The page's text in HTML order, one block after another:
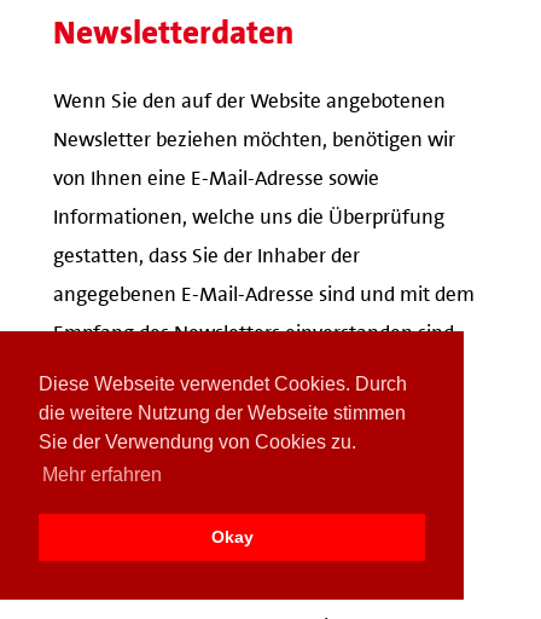
Diese Webseite verwendet Cookies. Durch
die weitere Nutzung der Webseite stimmen
Sie der Verwendung von Cookies zu.
Mehr erfahren
Okay
Newsletterdaten
Wenn Sie den auf der Website angebotenen
Newsletter beziehen möchten, benötigen wir
von Ihnen eine E-Mail-Adresse sowie
Informationen, welche uns die Überprüfung
gestatten, dass Sie der Inhaber der
angegebenen E-Mail-Adresse sind und mit dem
Empfang des Newsletters einverstanden sind.
freiwilliger Basis erhoben. Diese Daten
verwenden wir ausschließlich für den Versand
der angeforderten Informationen und geben